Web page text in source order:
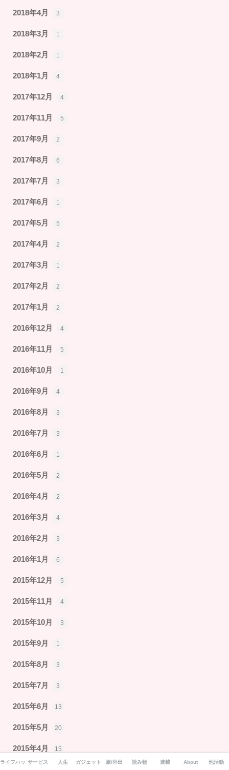
2018年4月 3
2018年3月 1
2018年2月 1
2018年1月 4
2017年12月 4
2017年11月 5
2017年9月 2
2017年8月 6
2017年7月 3
2017年6月 1
2017年5月 5
2017年4月 2
2017年3月 1
2017年2月 2
2017年1月 2
2016年12月 4
2016年11月 5
2016年10月 1
2016年9月 4
2016年8月 3
2016年7月 3
2016年6月 1
2016年5月 2
2016年4月 2
2016年3月 4
2016年2月 3
2016年1月 6
2015年12月 5
2015年11月 4
2015年10月 3
2015年9月 1
2015年8月 3
2015年7月 3
2015年6月 13
2015年5月 20
2015年4月 15
ライフハックサービス 人生 ガジェット 旅/外出 読み物 連載 About 他活動